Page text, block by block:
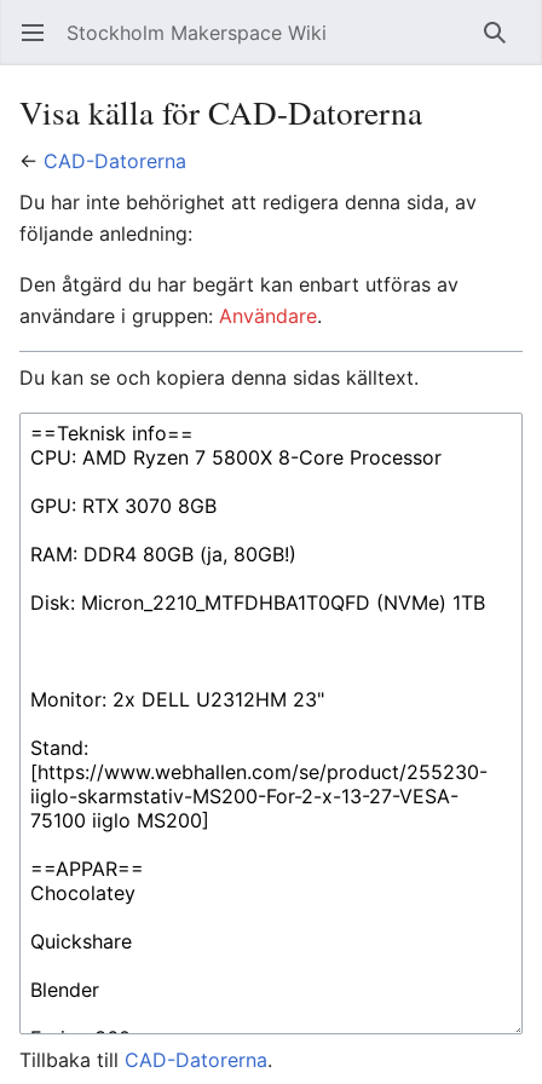
Öppna huvudmenyn Stockholm Makerspace Wiki Sök
Visa källa för CAD-Datorerna
← CAD-Datorerna
Du har inte behörighet att redigera denna sida, av
följande anledning:
Den åtgärd du har begärt kan enbart utföras av
användare i gruppen: Användare.
Du kan se och kopiera denna sidas källtext.
Tillbaka till CAD-Datorerna.